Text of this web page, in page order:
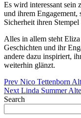
Es wird interessant sein
und ihrem
Sicherheit ihren
Alles in allem steht
Geschichten und ihr
andere dazu inspiriert,
weiterhin glänzt.
Posted inUncategorized
Post
navigation
Prev Nico Tettenborn
Next Linda Summer
Search